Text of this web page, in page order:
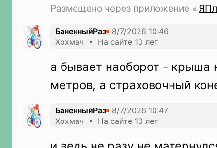
Размещено через приложение
БаненныйРаз
Хохмач • На сайте 10 лет
а бывает наоборот - крыша
метров, а страховочный
БаненныйРаз
Хохмач • На сайте 10 лет